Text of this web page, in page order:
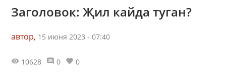
Заголовок: Җил кайда туган?
автор, 15 июня 2023 - 07:40
10628 0 0